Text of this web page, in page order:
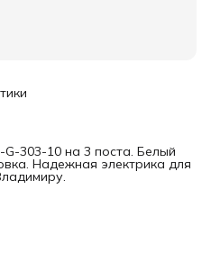
G-303-10 на 3 поста. Белый
Надежная электрика для